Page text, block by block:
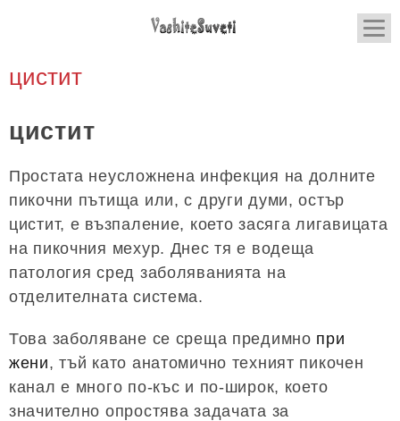
цистит
цистит
Простата неусложнена инфекция на долните
пикочни пътища или, с други думи, остър
цистит, е възпаление, което засяга лигавицата
на пикочния мехур. Днес тя е водеща
патология сред заболяванията на
отделителната система.
Това заболяване се среща предимно при
жени, тъй като анатомично техният пикочен
канал е много по-къс и по-широк, което
значително опростява задачата за